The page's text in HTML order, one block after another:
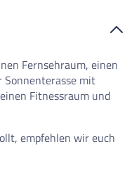
Fernsehraum, einen
Sonnenterasse mit
Fitnessraum und
empfehlen wir euch